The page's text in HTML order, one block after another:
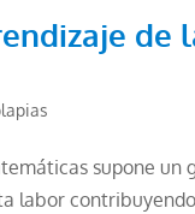
de
supone
labor